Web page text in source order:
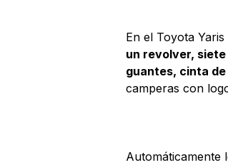
En el Toyota
un revolver,
guantes, cinta
camperas con
Automáticamente